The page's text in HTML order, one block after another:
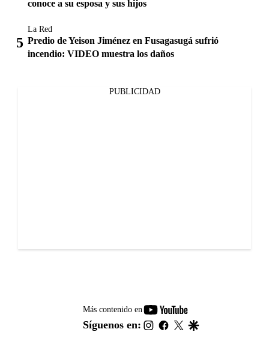
conoce a su esposa y sus hijos
La Red
Predio de Yeison Jiménez en Fusagasugá sufrió
incendio: VIDEO muestra los daños
PUBLICIDAD
Más contenido en
youtube-
footer
Síguenos en: instagram
facebook
twitter